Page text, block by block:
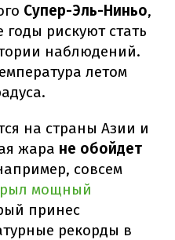
Супер-Эль-Ниньо,
рискуют стать
наблюдений.
летом
на страны Азии и
жара не обойдет
совсем
мощный
принес
рекорды в